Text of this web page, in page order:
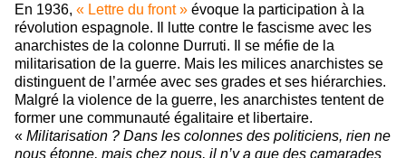
En 1936, « Lettre du front » évoque la participation à la
révolution espagnole. Il lutte contre le fascisme avec les
anarchistes de la colonne Durruti. Il se méfie de la
militarisation de la guerre. Mais les milices anarchistes se
distinguent de l’armée avec ses grades et ses hiérarchies.
Malgré la violence de la guerre, les anarchistes tentent de
former une communauté égalitaire et libertaire.
« Militarisation ? Dans les colonnes des politiciens, rien ne
nous étonne, mais chez nous, il n’y a que des camarades